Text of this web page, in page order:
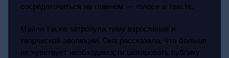
сосредоточиться на главном — голосе и тексте.
Майли также затронула тему взросления и
творческой эволюции. Она рассказала, что больше
не чувствует необходимости шокировать публику